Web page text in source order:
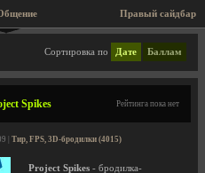
Правый сайдбар
бродилки
Сортировка по Дате Баллам
Spikes Рейтинга пока нет
| Тир, FPS, 3D-бродилки (4015)
Project Spikes - бродилка-